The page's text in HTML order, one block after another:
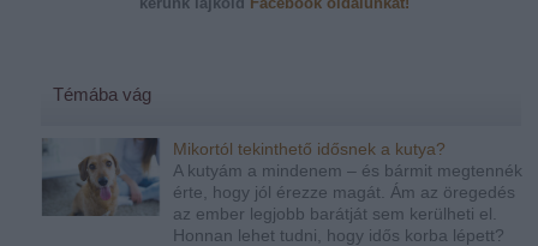
Témába vág
Mikortól tekinthető idősnek a kutya?
A kutyám a mindenem – és bármit megtennék
érte, hogy jól érezze magát. Ám az öregedés
az ember legjobb barátját sem kerülheti el.
Honnan lehet tudni, hogy idős korba lépett?